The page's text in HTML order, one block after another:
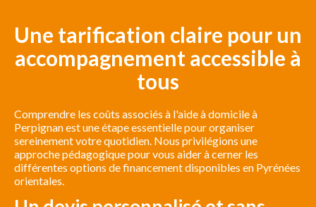
Une tarification claire pour un
accompagnement accessible à
tous
Comprendre les coûts associés à l'aide à domicile à
Perpignan est une étape essentielle pour organiser
sereinement votre quotidien. Nous privilégions une
approche pédagogique pour vous aider à cerner les
différentes options de financement disponibles en Pyrénées
orientales.